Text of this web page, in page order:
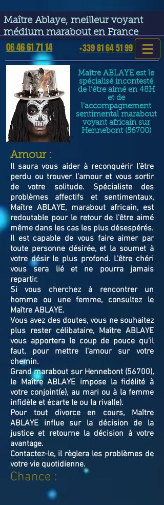
Maître Ablaye, meilleur voyant
médium marabout en France
06 46 61 71 14 +339 81 64 51 99
Maître ABLAYE est le
spécialisé incontesté
de l’être aimé en 48H
et de
l’accompagnement
sentimental marabout
voyant africain sur
Hennebont (56700)
​Amour :
Il saura vous aider à reconquérir l’être
perdu ou trouver l’amour et vous sortir
de votre solitude. Spécialiste des
problèmes affectifs et sentimentaux,
Maître ABLAYE, marabout africain, est
redoutable pour le retour de l'être aimé
même dans les cas les plus désespérés.
Il est capable de vous faire aimer par
toute personne désirée, et la soumet à
votre désir le plus profond. L’être chéri
vous sera lié et ne pourra jamais
repartir.
Si vous cherchez à rencontrer un
homme ou une femme, consultez le
Maître ABLAYE.
Vous avez des doutes, vous ne souhaitez
plus rester célibataire, Maître ABLAYE
vous apportera le coup de pouce qu'il
faut, pour mettre l'amour sur votre
chemin.
Grand marabout sur Hennebont (56700),
le Maître ABLAYE impose la fidélité à
votre conjoint(e), au mari ou à la femme
infidèle et écarte le ou la rival(e).
Pour tout divorce en cours, Maître
ABLAYE influe sur la décision de la
justice et retourne la décision à votre
avantage.
Contactez-le, il règlera les problèmes de
votre vie quotidienne.
Chance :